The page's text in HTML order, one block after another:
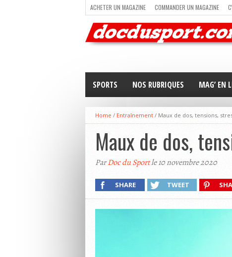
ACHETER UN MAGAZINE COMMANDER UN MAGAZINE
TRAIL RUNNING
TRIATHLON VOILE NEWSLETTER
SPORTS NOS RUBRIQUES MAG’ EN
Home / Entraînement / Maux de dos, tensions,
Maux de dos,
ParDoc du Sportle 10 novembre 2020
SHARE TWEET